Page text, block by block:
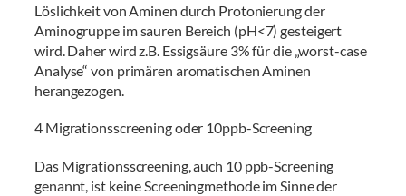
Löslichkeit von Aminen durch Protonierung der
Aminogruppe im sauren Bereich (pH<7) gesteigert
wird. Daher wird z.B. Essigsäure 3% für die „worst-case
Analyse“ von primären aromatischen Aminen
herangezogen.
4 Migrationsscreening oder 10ppb-Screening
Das Migrationsscreening, auch 10 ppb-Screening
genannt, ist keine Screeningmethode im Sinne der